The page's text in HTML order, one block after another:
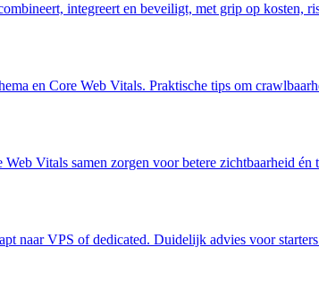
integreert en beveiligt, met grip op kosten,
en Core Web Vitals. Praktische tips om
Vitals samen zorgen voor betere zichtbaarheid én
naar VPS of dedicated. Duidelijk advies voor